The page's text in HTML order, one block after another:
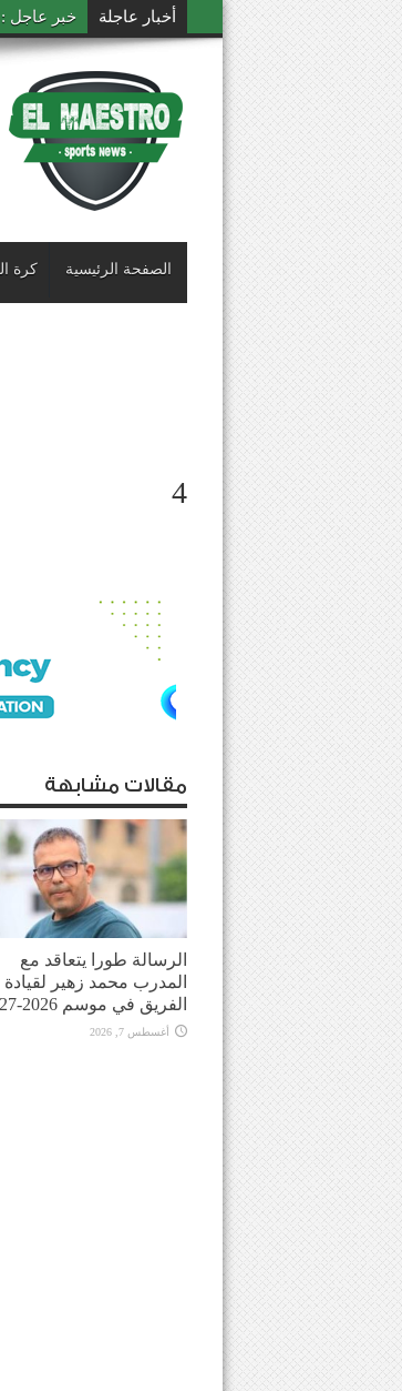
أخبار عاجلة خبر عاجل :
الصفحة الرئيسية كرة
4
مقالات مشابهة
الرسالة طورا يتعاقد مع
المدرب محمد زهير لقيادة
الفريق في موسم 2026-2027
أغسطس 7, 2026